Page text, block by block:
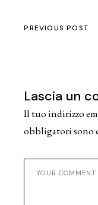
PREVIOUS POST
Lascia un
Il tuo indirizzo
obbligatori sono